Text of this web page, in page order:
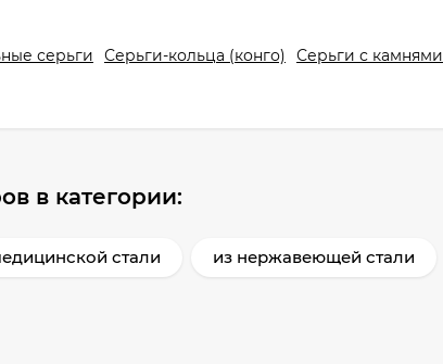
серьги Серьги-кольца (конго) Серьги с камнями
в категории:
стали из нержавеющей стали